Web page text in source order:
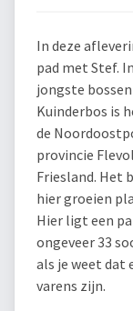
In deze
pad met Stef.
jongste
Kuinderbos is
de
provincie
Friesland. Het
hier groeien
Hier ligt een
ongeveer 33
als je weet dat
varens zijn.